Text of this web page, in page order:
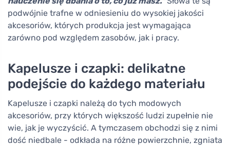
podwójnie trafne w odniesieniu do wysokiej jakości
akcesoriów, których produkcja jest wymagająca
zarówno pod względem zasobów, jak i pracy.
Kapelusze i czapki: delikatne
podejście do każdego materiału
Kapelusze i czapki należą do tych modowych
akcesoriów, przy których większość ludzi zupełnie nie
wie, jak je wyczyścić. A tymczasem obchodzi się z nimi
dość niedbale - odkłada na różne powierzchnie, zgniata